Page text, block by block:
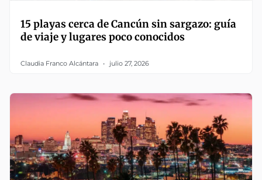
15 playas cerca de Cancún sin sargazo: guía
de viaje y lugares poco conocidos
Claudia Franco Alcántara julio 27, 2026